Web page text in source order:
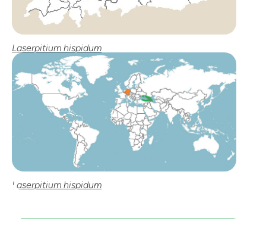
Laserpitium hispidum
Laserpitium hispidum